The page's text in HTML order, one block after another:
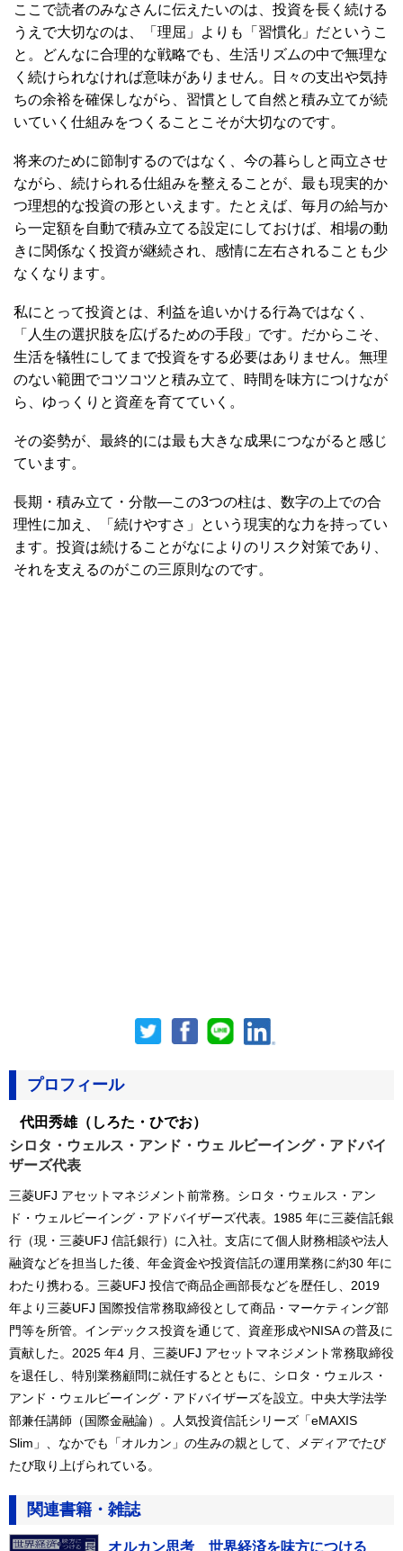
ここで読者のみなさんに伝えたいのは、投資を長く続ける
うえで大切なのは、「理屈」よりも「習慣化」だというこ
と。どんなに合理的な戦略でも、生活リズムの中で無理な
く続けられなければ意味がありません。日々の支出や気持
ちの余裕を確保しながら、習慣として自然と積み立てが続
いていく仕組みをつくることこそが大切なのです。
将来のために節制するのではなく、今の暮らしと両立させ
ながら、続けられる仕組みを整えることが、最も現実的か
つ理想的な投資の形といえます。たとえば、毎月の給与か
ら一定額を自動で積み立てる設定にしておけば、相場の動
きに関係なく投資が継続され、感情に左右されることも少
なくなります。
私にとって投資とは、利益を追いかける行為ではなく、
「人生の選択肢を広げるための手段」です。だからこそ、
生活を犠牲にしてまで投資をする必要はありません。無理
のない範囲でコツコツと積み立て、時間を味方につけなが
ら、ゆっくりと資産を育てていく。
その姿勢が、最終的には最も大きな成果につながると感じ
ています。
長期・積み立て・分散―この3つの柱は、数字の上での合
理性に加え、「続けやすさ」という現実的な力を持ってい
ます。投資は続けることがなによりのリスク対策であり、
それを支えるのがこの三原則なのです。
プロフィール
代田秀雄（しろた・ひでお）
シロタ・ウェルス・アンド・ウェ ルビーイング・アドバイ
ザーズ代表
三菱UFJ アセットマネジメント前常務。シロタ・ウェルス・アン
ド・ウェルビーイング・アドバイザーズ代表。1985 年に三菱信託銀
行（現・三菱UFJ 信託銀行）に入社。支店にて個人財務相談や法人
融資などを担当した後、年金資金や投資信託の運用業務に約30 年に
わたり携わる。三菱UFJ 投信で商品企画部長などを歴任し、2019
年より三菱UFJ 国際投信常務取締役として商品・マーケティング部
門等を所管。インデックス投資を通じて、資産形成やNISA の普及に
貢献した。2025 年4 月、三菱UFJ アセットマネジメント常務取締役
を退任し、特別業務顧問に就任するとともに、シロタ・ウェルス・
アンド・ウェルビーイング・アドバイザーズを設立。中央大学法学
部兼任講師（国際金融論）。人気投資信託シリーズ「eMAXIS
Slim」、なかでも「オルカン」の生みの親として、メディアでたび
たび取り上げられている。
関連書籍・雑誌
オルカン思考 世界経済を味方につける